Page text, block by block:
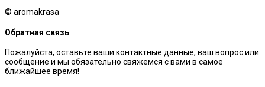
© aromakrasa
Обратная связь
Пожалуйста, оставьте ваши контактные данные, ваш вопрос или
сообщение и мы обязательно свяжемся с вами в самое
ближайшее время!